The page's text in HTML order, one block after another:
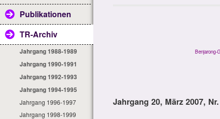
Publikationen
TR-Archiv
Jahrgang 1988-1989
Jahrgang 1990-1991
Jahrgang 1992-1993
Jahrgang 1994-1995
Jahrgang 1996-1997
Jahrgang 1998-1999
Benjarong-
Jahrgang 20, März 2007,